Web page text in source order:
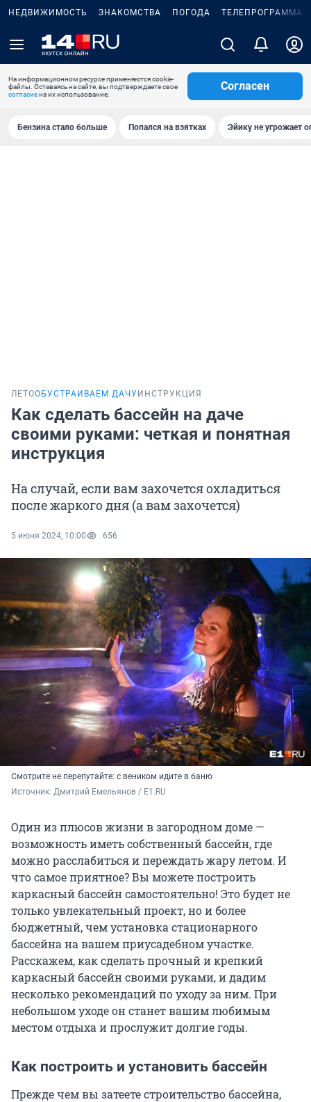
НЕДВИЖИМОСТЬ ЗНАКОМСТВА ПОГОДА ТЕЛЕПРОГРАММА
На информационном ресурсе применяются cookie-
файлы. Оставаясь на сайте, вы подтверждаете свое
согласиена их использование.
Согласен
Бензина стало больше Попался на взятках Эйику не угрожает
ЛЕТООБУСТРАИВАЕМ ДАЧУ ИНСТРУКЦИЯ
Как сделать бассейн на даче
своими руками: четкая и понятная
инструкция
На случай, если вам захочется охладиться
после жаркого дня (а вам захочется)
5 июня 2024, 10:00 656
Смотрите не перепутайте: с веником идите в баню
Источник: Дмитрий Емельянов / E1.RU
Один из плюсов жизни в загородном доме —
возможность иметь собственный бассейн, где
можно расслабиться и переждать жару летом. И
что самое приятное? Вы можете построить
каркасный бассейн самостоятельно! Это будет не
только увлекательный проект, но и более
бюджетный, чем установка стационарного
бассейна на вашем приусадебном участке.
Расскажем, как сделать прочный и крепкий
каркасный бассейн своими руками, и дадим
несколько рекомендаций по уходу за ним. При
небольшом уходе он станет вашим любимым
местом отдыха и прослужит долгие годы.
Как построить и установить бассейн
Прежде чем вы затеете строительство бассейна,